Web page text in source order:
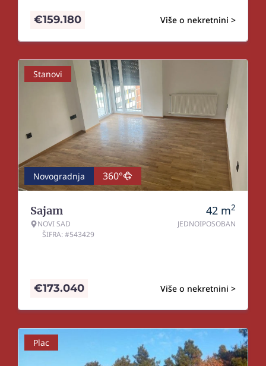
Više o nekretnini >
€159.180
Stanovi
Novogradnja 360°
Sajam
NOVI SAD
ŠIFRA: #543429
42 m2
JEDNOIPOSOBAN
Više o nekretnini >
€173.040
Plac